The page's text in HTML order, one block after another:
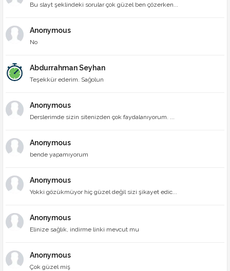
Bu slayt şeklindeki sorular çok güzel ben çözerken...
Anonymous
No
Abdurrahman Seyhan
Teşekkür ederim. Sağolun
Anonymous
Derslerimde sizin sitenizden çok faydalanıyorum. ...
Anonymous
bende yapamıyorum
Anonymous
Yokki gözükmüyor hiç güzel değil sizi şikayet edic...
Anonymous
Elinize sağlık, indirme linki mevcut mu
Anonymous
Çok güzel miş